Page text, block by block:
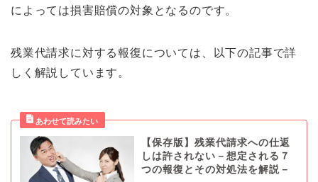
によっては損害賠償の対象となるのです。
残業代請求に対する報復については、以下の記事で詳
しく解説しています。
【保存版】残業代請求への仕返
しは許されない－想定される７
つの報復とその対処法を解説－